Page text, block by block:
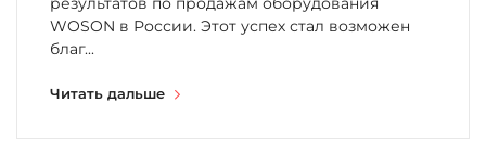
WOSON в России. Этот успех стал возможен
благ...
Читать дальше